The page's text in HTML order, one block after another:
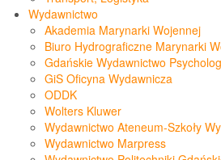
Wydawnictwo
Akademia Marynarki Wojennej
Biuro Hydrograficzne Marynarki
Gdańskie Wydawnictwo
GiS Oficyna Wydawnicza
ODDK
Wolters Kluwer
Wydawnictwo Ateneum-Szkoły
Wydawnictwo Marpress